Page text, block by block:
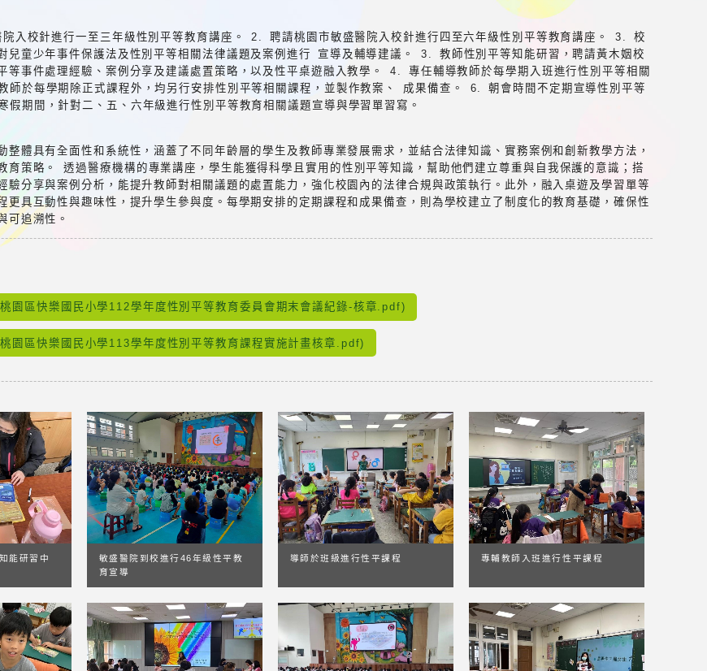
入校針進行一至三年級性別平等教育講座。 2. 聘請桃園市敏盛醫院入校針進行四至六年級性別平等教育講座。 3. 校
兒童少年事件保護法及性別平等相關法律議題及案例進行 宣導及輔導建議。 3. 教師性別平等知能研習，聘請黃木姻校
等事件處理經驗、案例分享及建議處置策略，以及性平桌遊融入教學。 4. 專任輔導教師於每學期入班進行性別平等相關
於每學期除正式課程外，均另行安排性別平等相關課程，並製作教案、 成果備查。 6. 朝會時間不定期宣導性別平等
期間，針對二、五、六年級進行性別平等教育相關議題宣導與學習單習寫。
整體具有全面性和系統性，涵蓋了不同年齡層的學生及教師專業發展需求，並結合法律知識、實務案例和創新教學方法，
育策略。 透過醫療機構的專業講座，學生能獲得科學且實用的性別平等知識，幫助他們建立尊重與自我保護的意識；搭
驗分享與案例分析，能提升教師對相關議題的處置能力，強化校園內的法律合規與政策執行。此外，融入桌遊及學習單等
更具互動性與趣味性，提升學生參與度。每學期安排的定期課程和成果備查，則為學校建立了制度化的教育基礎，確保性
可追溯性。
園區快樂國民小學112學年度性別平等教育委員會期末會議紀錄-核章.pdf)
園區快樂國民小學113學年度性別平等教育課程實施計畫核章.pdf)
能研習中
敏盛醫院到校進行46年級性平教
育宣導
導師於班級進行性平課程 專輔教師入班進行性平課程